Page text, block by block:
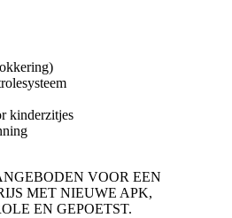
kinderzitjes
VOOR EEN
MET NIEUWE APK,
EN GEPOETST.